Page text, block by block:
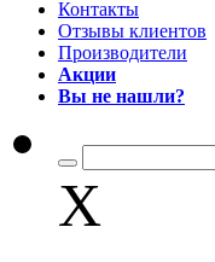
Контакты
Отзывы клиентов
Производители
Акции
Вы не нашли?
X